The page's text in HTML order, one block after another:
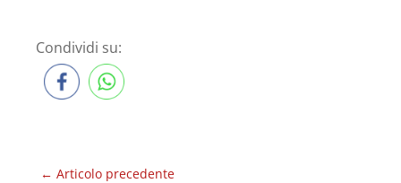
Condividi su:
← Articolo precedente